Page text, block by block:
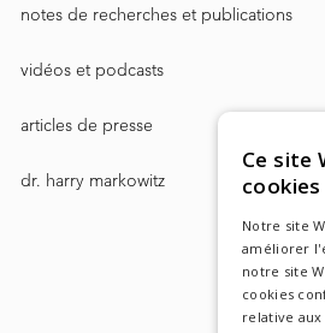
notes de recherches et publications
vidéos et podcasts
articles de presse
dr. harry markowitz
Ce site
cookies
Notre site
améliorer
notre site
cookies
relative aux